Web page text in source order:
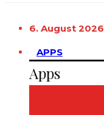
6. August 2026
APPS
Apps